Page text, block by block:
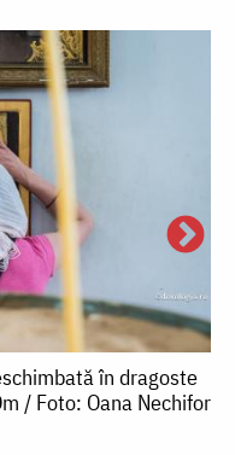
în dragoste
/ Foto: Oana Nechifor